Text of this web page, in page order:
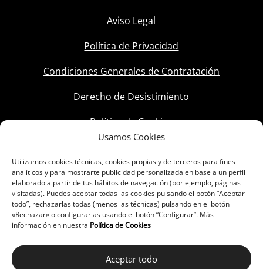
Usamos Cookies
Utilizamos cookies técnicas, cookies propias y de terceros para fines
analíticos y para mostrarte publicidad personalizada en base a un perfil
elaborado a partir de tus hábitos de navegación (por ejemplo, páginas
visitadas). Puedes aceptar todas las cookies pulsando el botón “Aceptar
todo”, rechazarlas todas (menos las técnicas) pulsando en el botón
«Rechazar» o configurarlas usando el botón “Configurar”. Más
información en nuestra Política de Cookies
Aceptar todo
Aviso Legal
Política de Privacidad
Condiciones Generales de Contratación
Derecho de Desistimiento
Política de Cookies